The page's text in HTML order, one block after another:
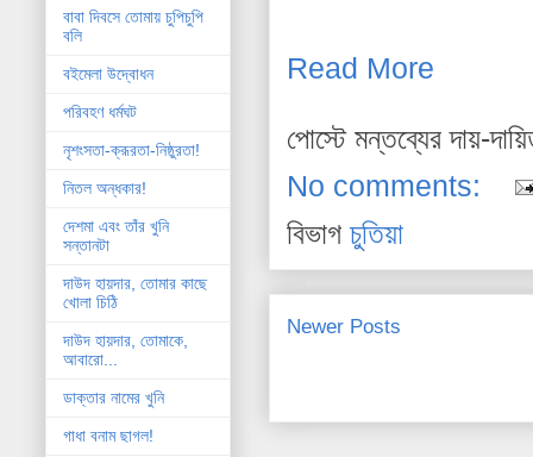
Read More
পোস্টে মন্তব্যের দায়-
No comments:
বিভাগচুতিয়া
Newer Posts
বাবা দিবসে তোমায় চুপিচুপি
বলি
বইমেলা উদ্বোধন
পরিবহণ ধর্মঘট
নৃশংসতা-ক্রূরতা-নিষ্ঠুরতা!
নিতল অন্ধকার!
দেশমা এবং তাঁর খুনি
সন্তানটা
দাউদ হায়দার, তোমার কাছে
খোলা চিঠি
দাউদ হায়দার, তোমাকে,
আবারো...
ডাক্তার নামের খুনি
গাধা বনাম ছাগল!